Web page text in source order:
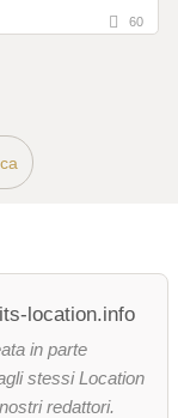
60
location.info
in parte
stessi Location
redattori.